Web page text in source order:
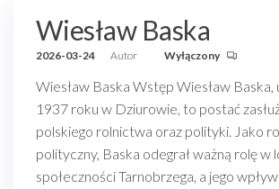
Wiesław Baska
2026-03-24 Autor Wyłączony
Wiesław Baska Wstęp Wiesław Baska,
1937 roku w Dziurowie, to postać
polskiego rolnictwa oraz polityki. Jako
polityczny, Baska odegrał ważną rolę w
społeczności Tarnobrzega, a jego